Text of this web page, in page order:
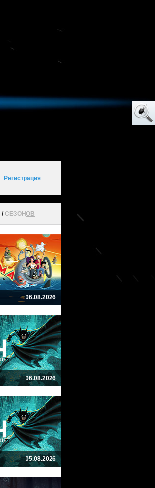
Регистрация
/СЕЗОНОВ
06.08.2026
06.08.2026
05.08.2026